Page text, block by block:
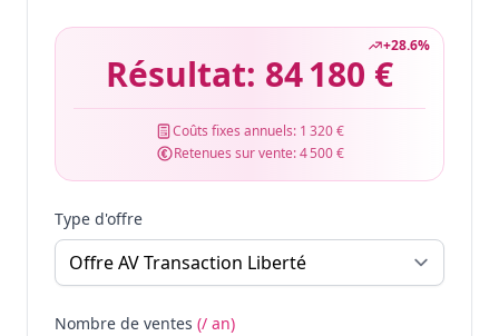
+28.6%
Résultat: 84 180 €
Coûts fixes annuels: 1 320 €
Retenues sur vente:4 500 €
Type d'offre
Nombre de ventes (/ an)